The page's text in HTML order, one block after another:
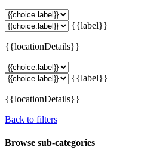
{{label}}
{{locationDetails}}
{{label}}
{{locationDetails}}
Back to filters
Browse sub-categories